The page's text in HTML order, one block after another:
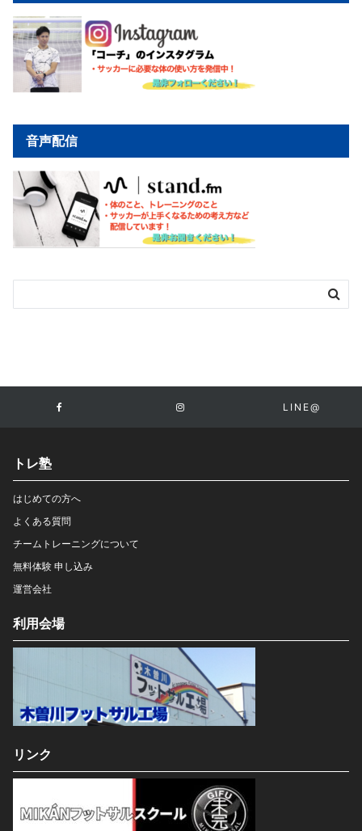
音声配信
LINE@
トレ塾
はじめての方へ
よくある質問
チームトレーニングについて
無料体験 申し込み
運営会社
利用会場
リンク